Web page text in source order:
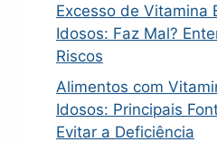
Excesso de Vitamina
Idosos: Faz Mal?
Riscos
Alimentos com
Idosos: Principais
Evitar a Deficiência